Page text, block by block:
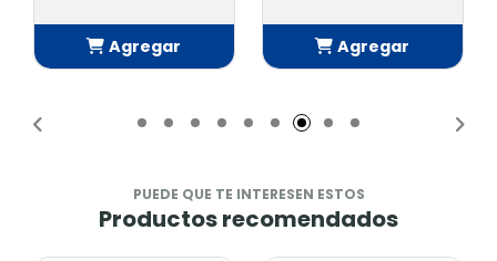
Agregar
Agregar
PUEDE QUE TE INTERESEN ESTOS
Productos recomendados